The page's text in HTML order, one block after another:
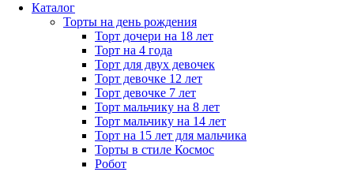
Каталог
Торты на день рождения
Торт дочери на 18 лет
Торт на 4 года
Торт для двух девочек
Торт девочке 12 лет
Торт девочке 7 лет
Торт мальчику на 8 лет
Торт мальчику на 14 лет
Торт на 15 лет для мальчика
Торты в стиле Космос
Робот